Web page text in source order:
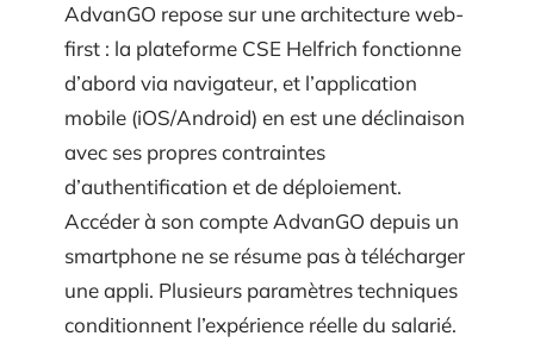
AdvanGO repose sur une architecture web-
first : la plateforme CSE Helfrich fonctionne
d’abord via navigateur, et l’application
mobile (iOS/Android) en est une déclinaison
avec ses propres contraintes
d’authentification et de déploiement.
Accéder à son compte AdvanGO depuis un
smartphone ne se résume pas à télécharger
une appli. Plusieurs paramètres techniques
conditionnent l’expérience réelle du salarié.